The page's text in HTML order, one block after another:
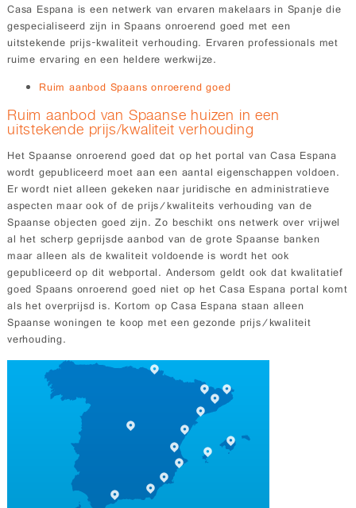
Casa Espana is een netwerk van ervaren makelaars in Spanje die
gespecialiseerd zijn in Spaans onroerend goed met een
uitstekende prijs-kwaliteit verhouding. Ervaren professionals met
ruime ervaring en een heldere werkwijze.
Ruim aanbod Spaans onroerend goed
Ruim aanbod van Spaanse huizen in een
uitstekende prijs/kwaliteit verhouding
Het Spaanse onroerend goed dat op het portal van Casa Espana
wordt gepubliceerd moet aan een aantal eigenschappen voldoen.
Er wordt niet alleen gekeken naar juridische en administratieve
aspecten maar ook of de prijs/kwaliteits verhouding van de
Spaanse objecten goed zijn. Zo beschikt ons netwerk over vrijwel
al het scherp geprijsde aanbod van de grote Spaanse banken
maar alleen als de kwaliteit voldoende is wordt het ook
gepubliceerd op dit webportal. Andersom geldt ook dat kwalitatief
goed Spaans onroerend goed niet op het Casa Espana portal komt
als het overprijsd is. Kortom op Casa Espana staan alleen
Spaanse woningen te koop met een gezonde prijs/kwaliteit
verhouding.